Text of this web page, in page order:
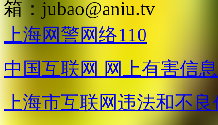
箱： jubao@aniu.tv
上海网警网络110
中国互联网 网上有害信
上海市互联网违法和不